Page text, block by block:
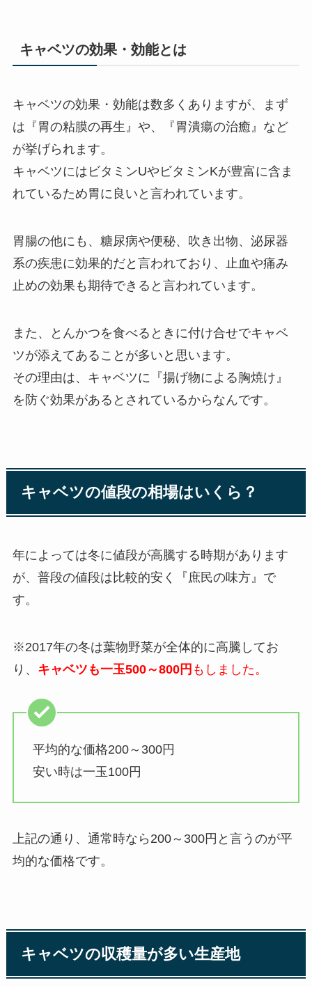
キャベツの効果・効能とは
キャベツの効果・効能は数多くありますが、まず
は『胃の粘膜の再生』や、『胃潰瘍の治癒』など
が挙げられます。
キャベツにはビタミンUやビタミンKが豊富に含ま
れているため胃に良いと言われています。
胃腸の他にも、糖尿病や便秘、吹き出物、泌尿器
系の疾患に効果的だと言われており、止血や痛み
止めの効果も期待できると言われています。
また、とんかつを食べるときに付け合せでキャベ
ツが添えてあることが多いと思います。
その理由は、キャベツに『揚げ物による胸焼け』
を防ぐ効果があるとされているからなんです。
キャベツの値段の相場はいくら？
年によっては冬に値段が高騰する時期があります
が、普段の値段は比較的安く『庶民の味方』で
す。
※2017年の冬は葉物野菜が全体的に高騰してお
り、 キャベツも一玉500～800円 もしました。
平均的な価格200～300円
安い時は一玉100円
上記の通り、通常時なら 200～300円 と言うのが平
均的な価格です。
キャベツの収穫量が多い生産地